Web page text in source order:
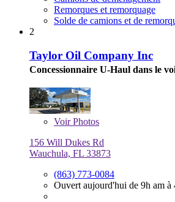
Remorques et remorquage
Solde de camions et de
2
Taylor Oil Company Inc
Concessionnaire U-Haul dans le
VoirPhotos
156 Will Dukes Rd
Wauchula, FL 33873
(863) 773-0084
Ouvert aujourd'hui de 9h am à